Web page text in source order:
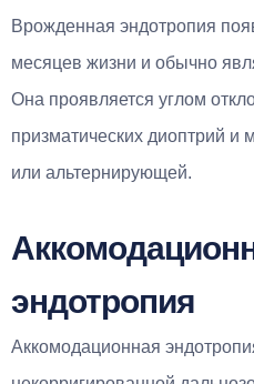
Врожденная эндотропия
месяцев жизни и обычно
Она проявляется углом
призматических диоптрий и
или альтернирующей.
эндотропия
Аккомодационная